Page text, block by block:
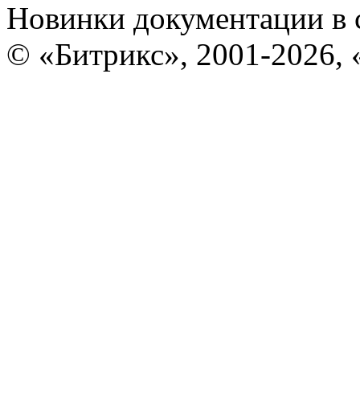
Новинки документации в
© «Битрикс», 2001-2026,